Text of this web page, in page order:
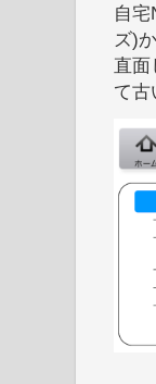
自
ズ)
直面
て古